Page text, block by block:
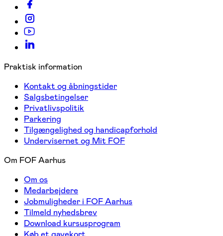
Praktisk information
Kontakt og åbningstider
Salgsbetingelser
Privatlivspolitik
Parkering
Tilgængelighed og handicapforhold
Undervisernet og Mit FOF
Om FOF Aarhus
Om os
Medarbejdere
Jobmuligheder i FOF Aarhus
Tilmeld nyhedsbrev
Download kursusprogram